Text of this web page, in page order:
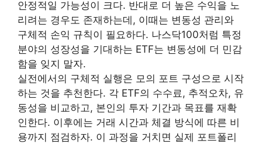
안정적일 가능성이 크다. 반대로 더 높은 수익을 노
리려는 경우도 존재하는데, 이때는 변동성 관리와
구체적 손익 규칙이 필요하다. 나스닥100처럼 특정
분야의 성장성을 기대하는 ETF는 변동성에 더 민감
함을 잊지 말자.
실전에서의 구체적 실행은 모의 포트 구성으로 시작
하는 것을 추천한다. 각 ETF의 수수료, 추적오차, 유
동성을 비교하고, 본인의 투자 기간과 목표를 재확
인한다. 이후에는 거래 시간과 체결 방식에 따른 비
용까지 점검하자. 이 과정을 거치면 실제 포트폴리